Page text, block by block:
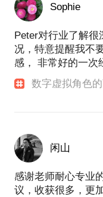
Sophie
Peter对行业了解
况，特意提醒我不
感， 非常好的一次
数字虚拟角色
闲山
感谢老师耐心专业
议，收获很多，更